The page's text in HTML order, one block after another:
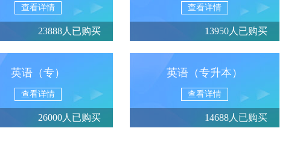
查看详情
23888人已购买
查看详情
13950人已购买
英语（专）
查看详情
26000人已购买
英语（专升本）
查看详情
14688人已购买